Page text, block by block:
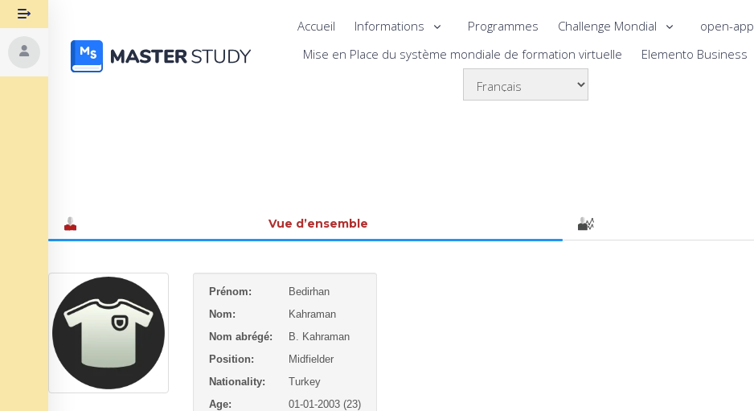
Accueil Informations Programmes Challenge Mondial
open-app
Mise en Place du système mondiale de formation virtuelle
Elemento Business
Vue d’ensemble
Prénom:
Bedirhan
Nom:
Kahraman
Nom abrégé:
B. Kahraman
Position:
Midfielder
Nationality:
Turkey
Age:
01-01-2003 (23)